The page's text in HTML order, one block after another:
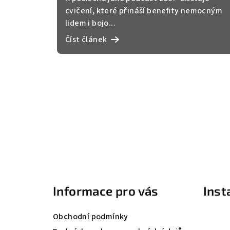
cvičení, které přináší benefity nemocným
lidem i bojo...
Číst článek
Informace pro vás
Obchodní podmínky